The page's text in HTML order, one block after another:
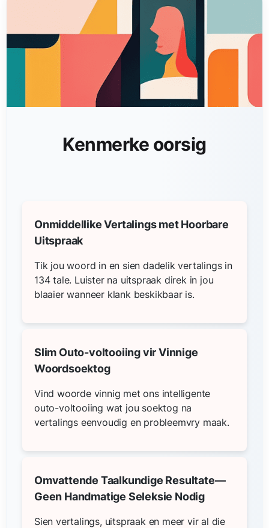
Kenmerke oorsig
Onmiddellike Vertalings met Hoorbare
Uitspraak
Tik jou woord in en sien dadelik vertalings in
134 tale. Luister na uitspraak direk in jou
blaaier wanneer klank beskikbaar is.
Slim Outo-voltooiing vir Vinnige
Woordsoektog
Vind woorde vinnig met ons intelligente
outo-voltooiing wat jou soektog na
vertalings eenvoudig en probleemvry maak.
Omvattende Taalkundige Resultate—
Geen Handmatige Seleksie Nodig
Sien vertalings, uitspraak en meer vir al die